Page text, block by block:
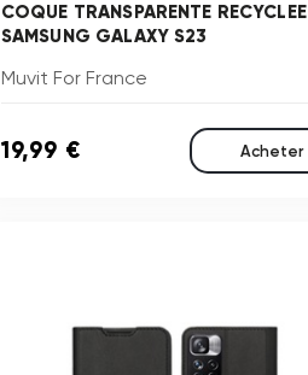
COQUE TRANSPARENTE RECYCLEE
SAMSUNG GALAXY S23
Muvit For France
19,99 € Acheter